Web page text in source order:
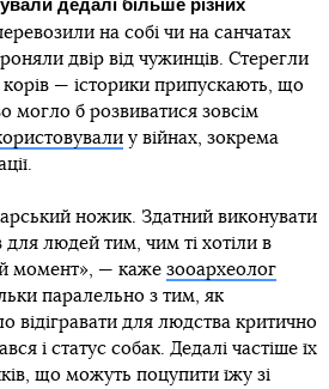
дедалі більше різних
на собі чи на санчатах
двір від чужинців. Стерегли
— історики припускають, що
могло б розвиватися зовсім
у війнах, зокрема
ножик. Здатний виконувати
для людей тим, чим ті хотіли в
момент», — каже зооархеолог
паралельно з тим, як
відігравати для людства критично
і статус собак. Дедалі частіше їх
що можуть поцупити їжу зі